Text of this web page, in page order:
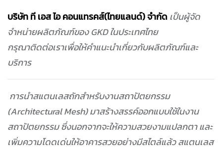
บริษัท ที เอส ไอ คอนแทรคส์(ไทยแลนด์) จำกัดเป็นผู้จัด
จำหน่ายผลิตภัณฑ์ของ GKD ในประเทศไทย
กรุณาติดต่อเราเพื่อให้คำแนะนำเกี่ยวกับผลิตภัณฑ์และ
บริการ
การนำสแตนเลสถักสำหรับงานสถาปัตยกรรม
(Architectural Mesh) มาสร้างสรรค์ออกแบบใช้ในงาน
สถาปัตยกรรม ซึ่งนอกจากจะให้ความสวยงามแปลกตา และ
เพิ่มความโดดเด่นให้อาคารสวยอย่างมีสไตล์แล้ว สแตนเลส